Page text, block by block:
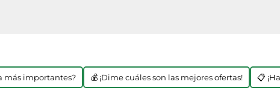
más importantes? 💰 ¡Dime cuáles son las mejores ofertas! 📋